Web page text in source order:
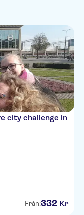
city challenge in
Från:332 Kr